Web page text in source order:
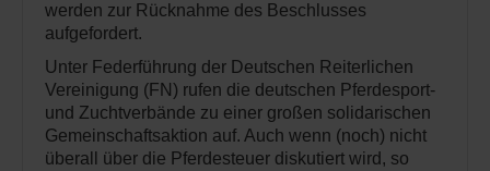
werden zur Rücknahme des Beschlusses
aufgefordert.
Unter Federführung der Deutschen Reiterlichen
Vereinigung (FN) rufen die deutschen Pferdesport-
und Zuchtverbände zu einer großen solidarischen
Gemeinschaftsaktion auf. Auch wenn (noch) nicht
überall über die Pferdesteuer diskutiert wird, so